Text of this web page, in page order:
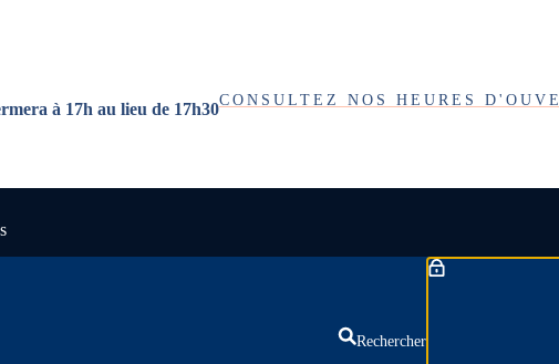
à 17h au lieu de 17h30CONSULTEZ NOS HEURES
Rechercher